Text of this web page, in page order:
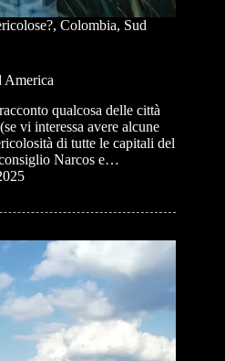
, Colombia, Sud
America
qualcosa delle città
vi interessa avere alcune
di tutte le capitali del
Narcos e…